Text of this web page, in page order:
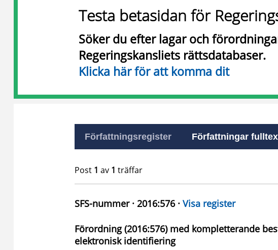
Testa betasidan för
Söker du efter lagar och
Regeringskansliets rättsdatabaser.
Klicka här för att komma dit
Författningsregister Författningar
Post 1 av 1 träffar
SFS-nummer · 2016:576 · Visa register
Förordning (2016:576) med kompletterande
elektronisk identifiering